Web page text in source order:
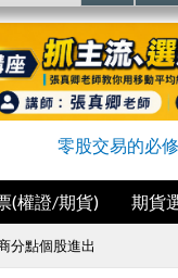
零股交易的必
(權證/期貨) 期貨
分點個股進出